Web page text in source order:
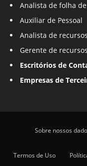
Analista de folha
Auxiliar de Pessoal
Analista de
Gerente de
Escritórios de
Empresas de
Sobre nossos
Termos de Uso